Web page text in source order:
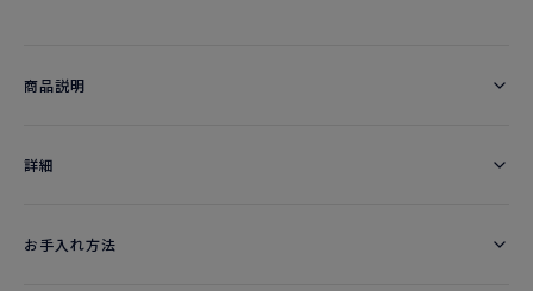
商品説明
詳細​
お手入れ方法